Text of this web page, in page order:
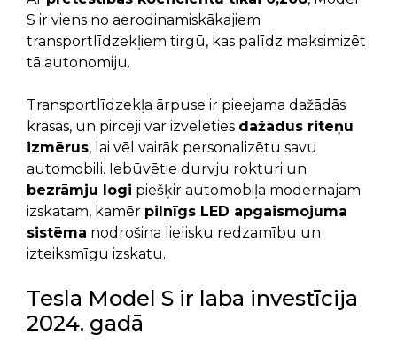
S ir viens no aerodinamiskākajiem
transportlīdzekļiem tirgū, kas palīdz maksimizēt
tā autonomiju.
Transportlīdzekļa ārpuse ir pieejama dažādās
krāsās, un pircēji var izvēlēties dažādus riteņu
izmērus, lai vēl vairāk personalizētu savu
automobili. Iebūvētie durvju rokturi un
bezrāmju logi piešķir automobiļa modernajam
izskatam, kamēr pilnīgs LED apgaismojuma
sistēma nodrošina lielisku redzamību un
izteiksmīgu izskatu.
Tesla Model S ir laba investīcija
2024. gadā